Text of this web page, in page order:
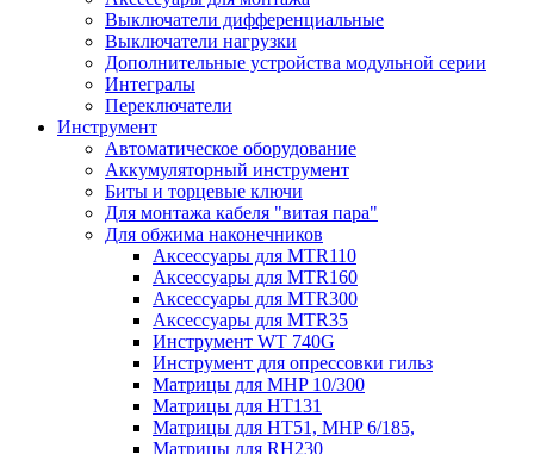
Выключатели дифференциальные
Выключатели нагрузки
Дополнительные устройства модульной серии
Интегралы
Переключатели
Инструмент
Автоматическое оборудование
Аккумуляторный инструмент
Биты и торцевые ключи
Для монтажа кабеля "витая пара"
Для обжима наконечников
Аксессуары для MTR110
Аксессуары для MTR160
Аксессуары для MTR300
Аксессуары для MTR35
Инструмент WT 740G
Инструмент для опрессовки гильз
Матрицы для MHP 10/300
Матрицы для НТ131
Матрицы для НТ51, MHP 6/185,
Матрицы для RH230